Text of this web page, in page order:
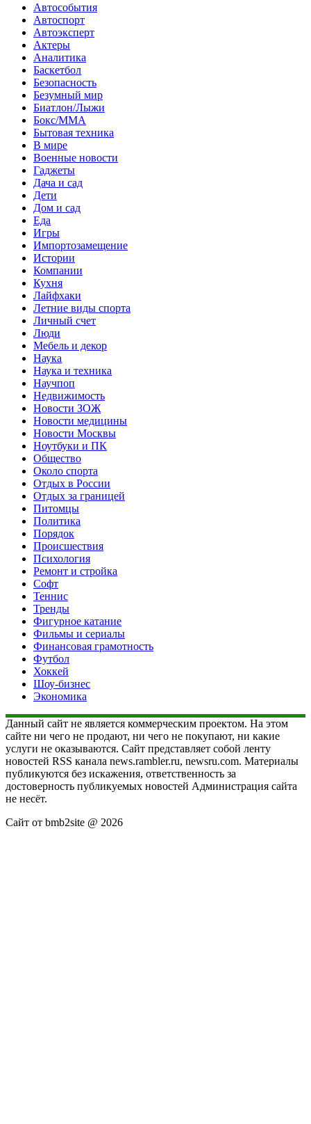
Автособытия
Автоспорт
Автоэксперт
Актеры
Аналитика
Баскетбол
Безопасность
Безумный мир
Биатлон/Лыжи
Бокс/MMA
Бытовая техника
В мире
Военные новости
Гаджеты
Дача и сад
Дети
Дом и сад
Еда
Игры
Импортозамещение
Истории
Компании
Кухня
Лайфхаки
Летние виды спорта
Личный счет
Люди
Мебель и декор
Наука
Наука и техника
Научпоп
Недвижимость
Новости ЗОЖ
Новости медицины
Новости Москвы
Ноутбуки и ПК
Общество
Около спорта
Отдых в России
Отдых за границей
Питомцы
Политика
Порядок
Происшествия
Психология
Ремонт и стройка
Софт
Теннис
Тренды
Фигурное катание
Фильмы и сериалы
Финансовая грамотность
Футбол
Хоккей
Шоу-бизнес
Экономика
Данный сайт не является коммерческим проектом. На этом
сайте ни чего не продают, ни чего не покупают, ни какие
услуги не оказываются. Сайт представляет собой ленту
новостей RSS канала news.rambler.ru, newsru.com. Материалы
публикуются без искажения, ответственность за
достоверность публикуемых новостей Администрация сайта
не несёт.
Сайт от bmb2site @ 2026